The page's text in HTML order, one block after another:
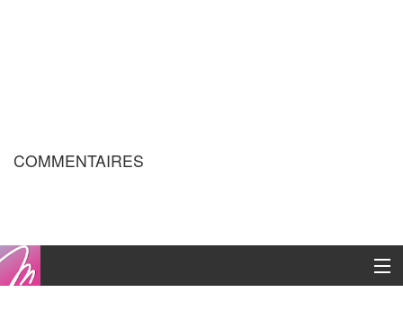
COMMENTAIRES